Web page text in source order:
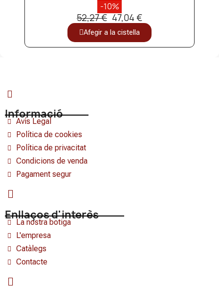
-10%
52,27 € 47,04 €
Afegir a la cistella
Informació
Avís Legal
Política de cookies
Política de privacitat
Condicions de venda
Pagament segur
Enllaços d'interès
La nostra botiga
L'empresa
Catàlegs
Contacte